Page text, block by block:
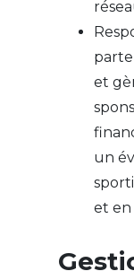
et
un
et en